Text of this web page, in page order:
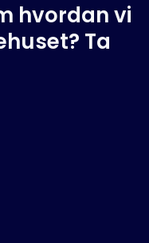
hvordan vi
Ta